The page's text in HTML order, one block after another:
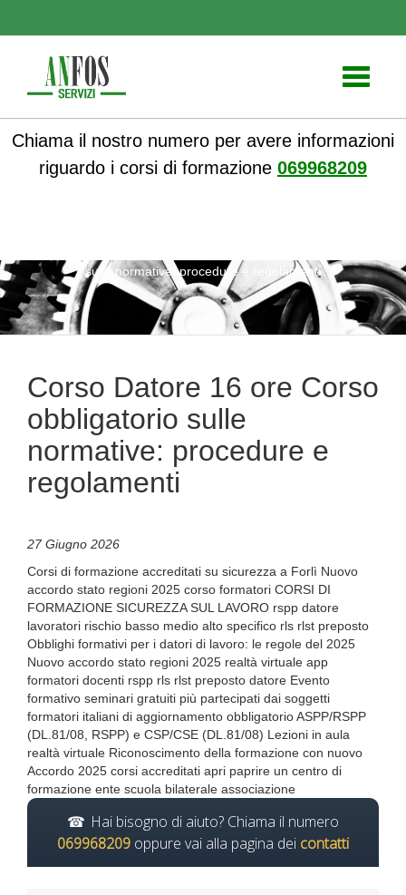
Toggle
Chiama il nostro numero per avere informazioni
riguardo i corsi di formazione 069968209
sulle normative: procedure e regolamenti
Corso Datore 16 ore Corso
obbligatorio sulle
normative: procedure e
regolamenti
27 Giugno 2026
Corsi di formazione accreditati su sicurezza a Forlì Nuovo
accordo stato regioni 2025 corso formatori CORSI DI
FORMAZIONE SICUREZZA SUL LAVORO rspp datore
lavoratori rischio basso medio alto specifico rls rlst preposto
Obblighi formativi per i datori di lavoro: le regole del 2025
Nuovo accordo stato regioni 2025 realtà virtuale app
formatori docenti rspp rls rlst preposto datore Evento
formativo seminari gratuiti più partecipati dai soggetti
formatori italiani di aggiornamento obbligatorio ASPP/RSPP
(DL.81/08, RSPP) e CSP/CSE (DL.81/08) Lezioni in aula
realtà virtuale Riconoscimento della formazione con nuovo
Accordo 2025 corsi accreditati apri paprire un centro di
formazione ente scuola bilaterale associazione
Hai bisogno di aiuto? Chiama il numero
069968209 oppure vai alla pagina dei contatti